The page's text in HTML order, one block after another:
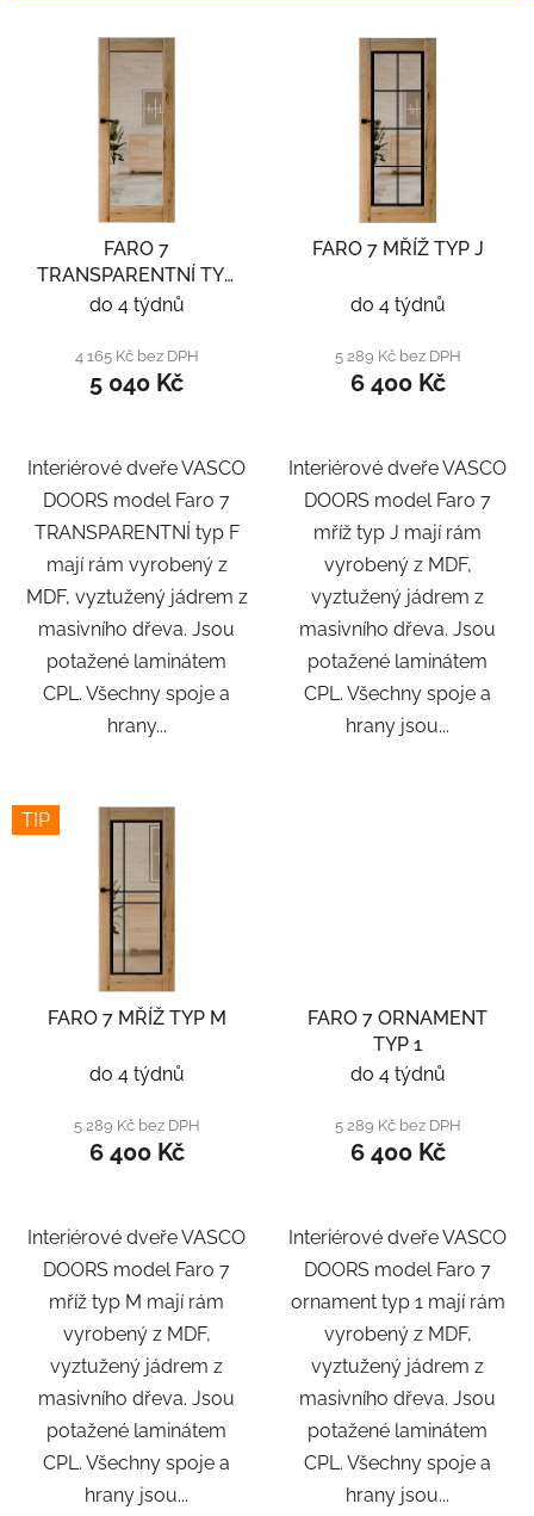
FARO 7
TRANSPARENTNÍ TYP
F
do 4 týdnů
4 165 Kč bez DPH
5 040 Kč
Interiérové dveře VASCO
DOORS model Faro 7
TRANSPARENTNÍ typ F
mají rám vyrobený z
MDF, vyztužený jádrem z
masivního dřeva. Jsou
potažené laminátem
CPL. Všechny spoje a
hrany...
FARO 7 MŘÍŽ TYP J
do 4 týdnů
5 289 Kč bez DPH
6 400 Kč
Interiérové dveře VASCO
DOORS model Faro 7
mříž typ J mají rám
vyrobený z MDF,
vyztužený jádrem z
masivního dřeva. Jsou
potažené laminátem
CPL. Všechny spoje a
hrany jsou...
TIP
FARO 7 MŘÍŽ TYP M
do 4 týdnů
5 289 Kč bez DPH
6 400 Kč
Interiérové dveře VASCO
DOORS model Faro 7
mříž typ M mají rám
vyrobený z MDF,
vyztužený jádrem z
masivního dřeva. Jsou
potažené laminátem
CPL. Všechny spoje a
hrany jsou...
FARO 7 ORNAMENT
TYP 1
do 4 týdnů
5 289 Kč bez DPH
6 400 Kč
Interiérové dveře VASCO
DOORS model Faro 7
ornament typ 1 mají rám
vyrobený z MDF,
vyztužený jádrem z
masivního dřeva. Jsou
potažené laminátem
CPL. Všechny spoje a
hrany jsou...